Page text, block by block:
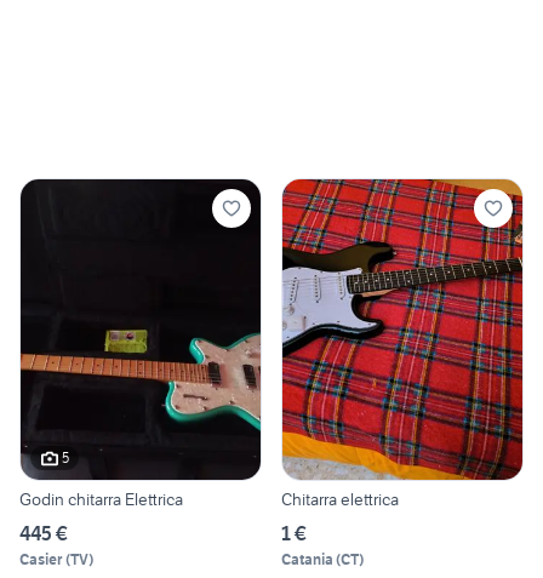
5
Godin chitarra Elettrica
445 €
Casier(TV)
Chitarra elettrica
1 €
Catania (CT)